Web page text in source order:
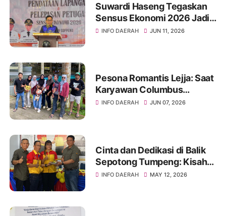
Suwardi Haseng Tegaskan
Sensus Ekonomi 2026 Jadi
Basis Pembangunan
INFO DAERAH JUN 11, 2026
Pesona Romantis Lejja: Saat
Karyawan Columbus
Soppeng Menenun
INFO DAERAH JUN 07, 2026
Cinta dan Dedikasi di Balik
Sepotong Tumpeng: Kisah
Manis Columbus Soppeng &
INFO DAERAH MAY 12, 2026